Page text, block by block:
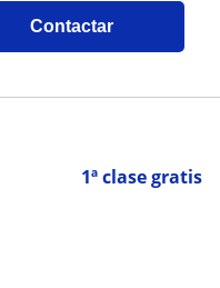
Contactar
1ª clase gratis